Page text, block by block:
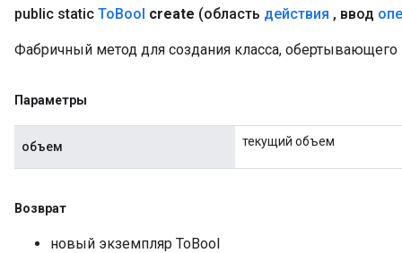
public static ToBool create (область действия , ввод
Фабричный метод для создания класса,
Параметры
объем текущий объем
Возврат
новый экземпляр ToBool